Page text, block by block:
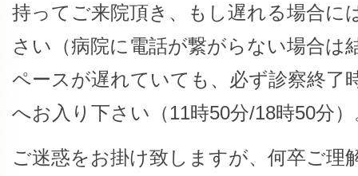
持ってご来院頂き、もし遅れる場合に
さい（病院に電話が繋がらない場合は
ペースが遅れていても、必ず診察終了
へお入り下さい（11時50分/18時50分）
ご迷惑をお掛け致しますが、何卒ご理